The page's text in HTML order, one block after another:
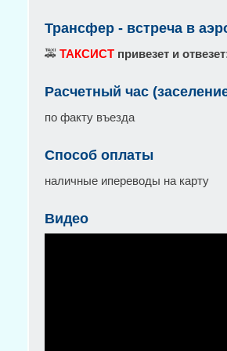
Трансфер - встреча в
🚕 ТАКСИСТ привезет и
Расчетный час
по факту въезда
Способ оплаты
наличные ипереводы на карту
Видео